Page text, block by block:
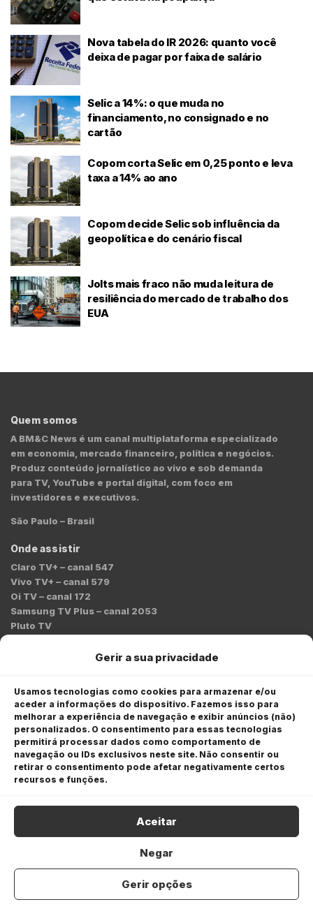
Gerir a sua privacidade
Usamos tecnologias como cookies para armazenar e/ou
aceder a informações do dispositivo. Fazemos isso para
melhorar a experiência de navegação e exibir anúncios (não)
personalizados. O consentimento para essas tecnologias
permitirá processar dados como comportamento de
navegação ou IDs exclusivos neste site. Não consentir ou
retirar o consentimento pode afetar negativamente certos
recursos e funções.
Aceitar
Negar
Gerir opções
Nova tabela do IR 2026: quanto você
deixa de pagar por faixa de salário
Selic a 14%: o que muda no
financiamento, no consignado e no
cartão
Copom corta Selic em 0,25 ponto e leva
taxa a 14% ao ano
Copom decide Selic sob influência da
geopolítica e do cenário fiscal
Jolts mais fraco não muda leitura de
resiliência do mercado de trabalho dos
EUA
Quem somos
A BM&C News é um canal multiplataforma especializado
em economia, mercado financeiro, política e negócios.
Produz conteúdo jornalístico ao vivo e sob demanda
para TV, YouTube e portal digital, com foco em
investidores e executivos.
São Paulo – Brasil
Onde assistir
Claro TV+ – canal 547
Vivo TV+ – canal 579
Oi TV – canal 172
Samsung TV Plus – canal 2053
Pluto TV
redacao@bmcnews.com.br
Comercial:
comercial@bmcnews.com.br
Anuncie na BM&C News
A BM&C News conecta marcas a milhões de investidores
através de TV, YouTube e plataformas digitais.
COPYRIGHT © 2026 BM&C News. Todos os direitos